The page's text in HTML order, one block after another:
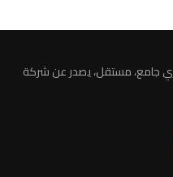
جامع، مستقل، يصدر عن شركة